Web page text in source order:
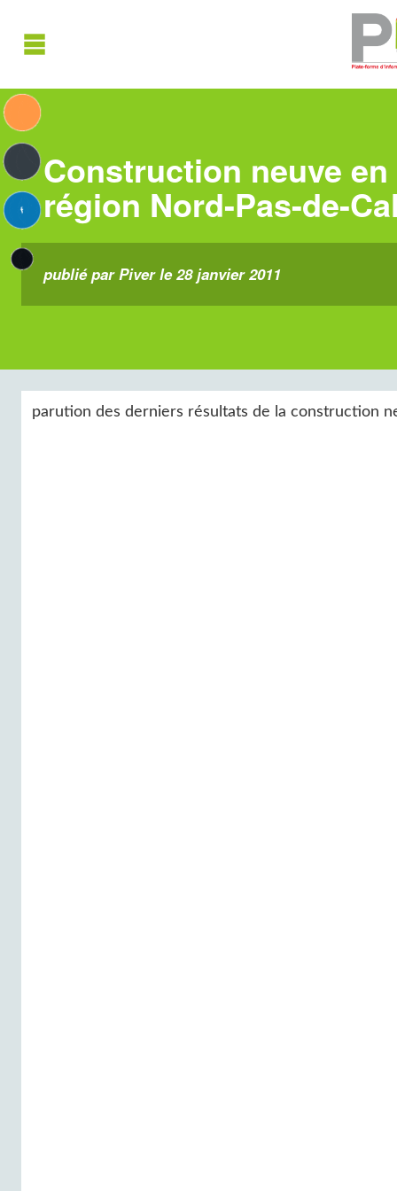
Construction neuve
région Nord-Pas-de-
publié par Piver le 28 janvier 2011
parution des derniers résultats de la construction